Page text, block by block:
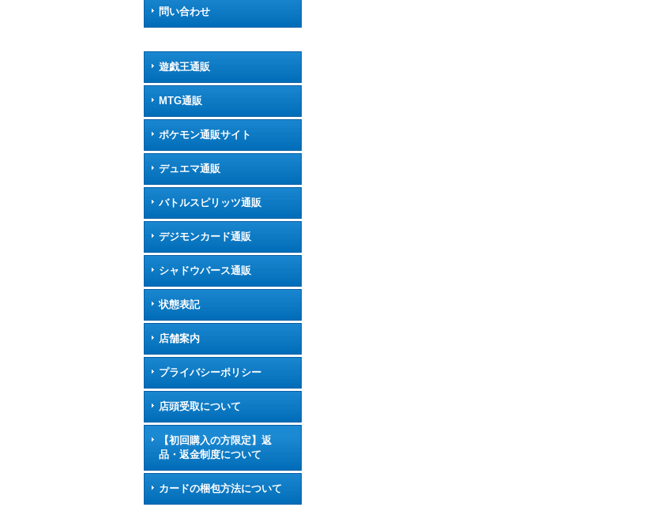
問い合わせ
遊戯王通販
MTG通販
ポケモン通販サイト
デュエマ通販
バトルスピリッツ通販
デジモンカード通販
シャドウバース通販
状態表記
店舗案内
プライバシーポリシー
店頭受取について
【初回購入の方限定】返
品・返金制度について
カードの梱包方法について